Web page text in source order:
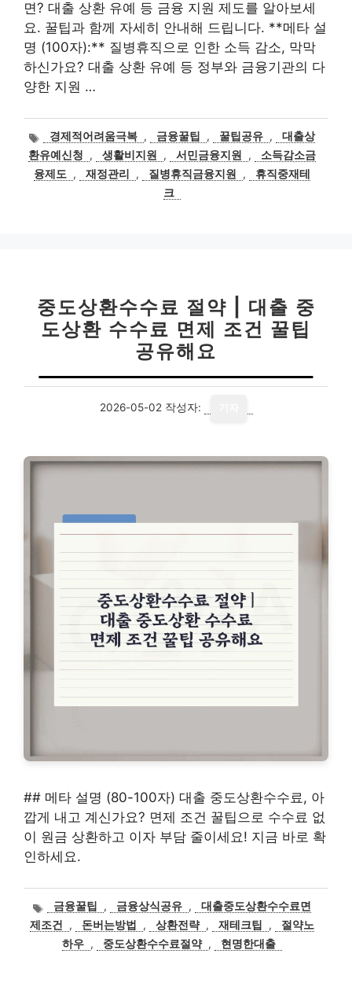
면? 대출 상환 유예 등 금융 지원 제도를 알아보세
요. 꿀팁과 함께 자세히 안내해 드립니다. **메타 설
명 (100자):** 질병휴직으로 인한 소득 감소, 막막
하신가요? 대출 상환 유예 등 정부와 금융기관의 다
양한 지원 …
태
그
경제적어려움극복 , 금융꿀팁 , 꿀팁공유 ,
대출상
환유예신청
, 생활비지원 , 서민금융지원 ,
소득감소금
융제도
, 재정관리 , 질병휴직금융지원 ,
휴직중재테
크
중도상환수수료 절약 | 대출 중
도상환 수수료 면제 조건 꿀팁
공유해요
2026-05-02 작성자:
## 메타 설명 (80-100자) 대출 중도상환수수료, 아
깝게 내고 계신가요? 면제 조건 꿀팁으로 수수료 없
이 원금 상환하고 이자 부담 줄이세요! 지금 바로 확
인하세요.
태
그
금융꿀팁 , 금융상식공유 ,
대출중도상환수수료면
제조건
, 돈버는방법 , 상환전략 , 재테크팁 ,
절약노
하우 , 중도상환수수료절약 , 현명한대출